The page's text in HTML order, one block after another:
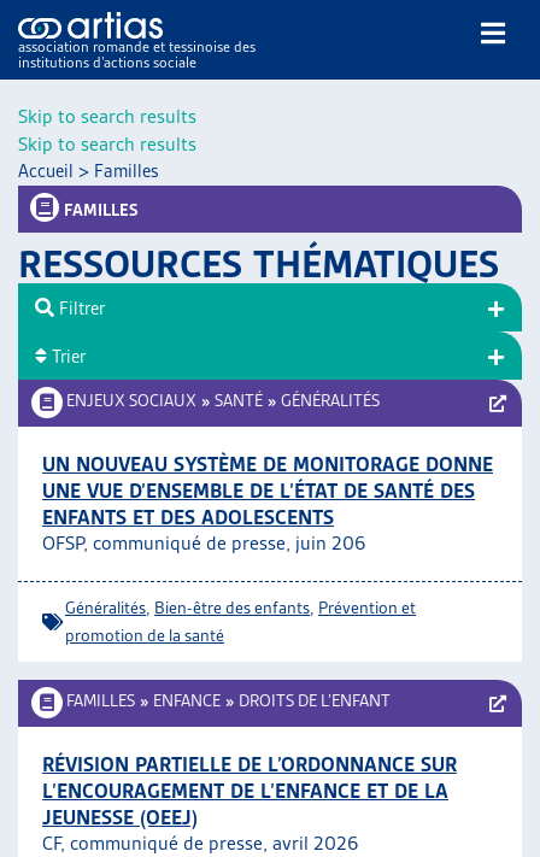
Skip to search results
Skip to search results
association romande et tessinoise des
institutions d’actions sociale
NOS PUBLICATIONS
DOSSIERS DU MOIS
VEILLE
RESSOURCES
THÉMATIQUES
GUIDE SOCIAL ROMAND
AUTRES
PROJETS ET ACTIVITÉS
Accueil > Familles
FAMILLES
RESSOURCES THÉMATIQUES
ENJEUX SOCIAUX » SANTÉ » GÉNÉRALITÉS
UN NOUVEAU SYSTÈME DE MONITORAGE DONNE
UNE VUE D’ENSEMBLE DE L’ÉTAT DE SANTÉ DES
ENFANTS ET DES ADOLESCENTS
OFSP, communiqué de presse, juin 206
Généralités Bien-être des enfants Prévention et
promotion de la santé
FAMILLES » ENFANCE » DROITS DE L’ENFANT
RÉVISION PARTIELLE DE L’ORDONNANCE SUR
L’ENCOURAGEMENT DE L’ENFANCE ET DE LA
JEUNESSE (OEEJ)
CF, communiqué de presse, avril 2026
Filtrer
Trier